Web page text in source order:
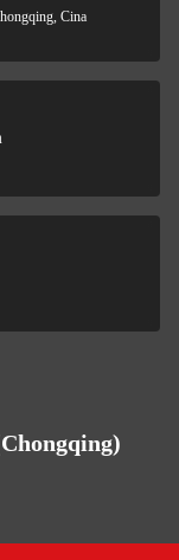
Cina